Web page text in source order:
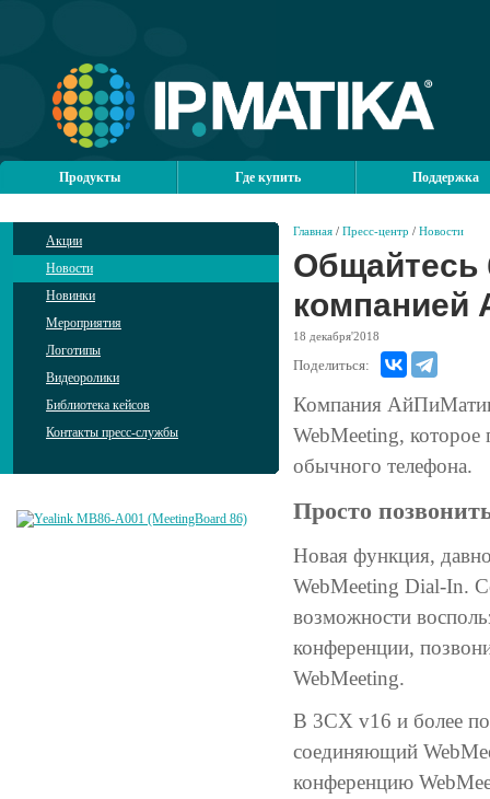
Продукты Где купить Поддержка
Акции
Новости
Новинки
Мероприятия
Логотипы
Видеоролики
Библиотека кейсов
Контакты пресс-службы
Главная / Пресс-центр / Новости
Общайтесь
компанией
18 декабря'2018
Поделиться:
Компания
WebMeeting, которое
обычного телефона.
Просто
Новая функция,
WebMeeting Dial-In.
возможности
конференции,
WebMeeting.
В 3CX v16 и более
соединяющий
конференцию